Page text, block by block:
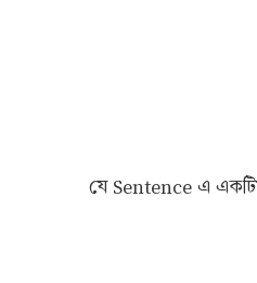
যে Sentence এ